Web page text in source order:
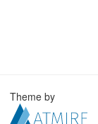
Theme by